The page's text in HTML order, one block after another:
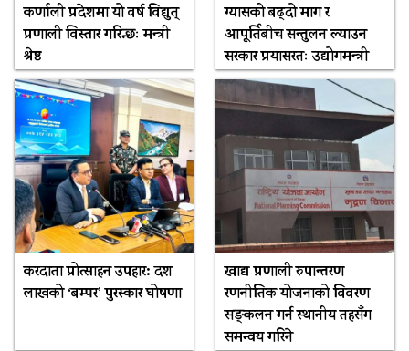
कर्णाली प्रदेशमा यो वर्ष विद्युत्
प्रणाली विस्तार गरिन्छः मन्त्री
श्रेष्ठ
ग्यासको बढ्दो माग र
आपूर्तिबीच सन्तुलन ल्याउन
सरकार प्रयासरतः उद्योगमन्त्री
करदाता प्रोत्साहन उपहार: दश
लाखको ‘बम्पर’ पुरस्कार घोषणा
खाद्य प्रणाली रुपान्तरण
रणनीतिक योजनाको विवरण
सङ्कलन गर्न स्थानीय तहसँग
समन्वय गरिने